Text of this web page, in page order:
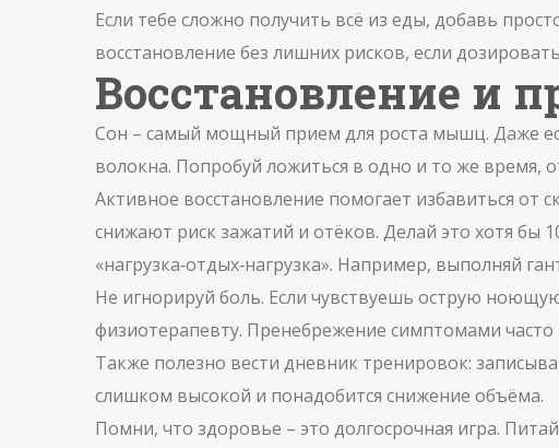
Если тебе сложно получить всё из еды, добавь
восстановление без лишних рисков, если
Восстановление и
Сон – самый мощный прием для роста мышц. Даже
волокна. Попробуй ложиться в одно и то же время,
Активное восстановление помогает избавиться от
снижают риск зажатий и отёков. Делай это хотя
«нагрузка‑отдых‑нагрузка». Например, выполняй
Не игнорируй боль. Если чувствуешь острую ноющую
физиотерапевту. Пренебрежение симптомами
Также полезно вести дневник тренировок:
слишком высокой и понадобится снижение объёма.
Помни, что здоровье – это долгосрочная игра.